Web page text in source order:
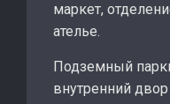
маркет,
ателье.
Подземный
внутренний